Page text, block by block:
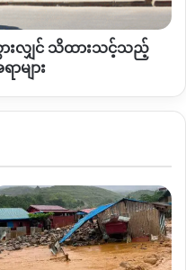
င်းမှာ တိုး၍ဖြစ်လာချိန်
၏ KIO ပေါ် သွေးတိုးစမ်း
ည်း နှစ်ဖက် ပစ်ခတ်
င်း လိုင်ဇာဗဟိုဌာနချုပ်မှ
ည်။
ြောက်ပိုင်းတွင် တပ်မတော်
ာင်လာသောကြောင့် မြောက်
င့် KIA စသည့် တိုင်းရင်းသား
တိုက်ပွဲဖြစ်လာခြင်း
းလျှင် သိထားသင့်သည့်
များ